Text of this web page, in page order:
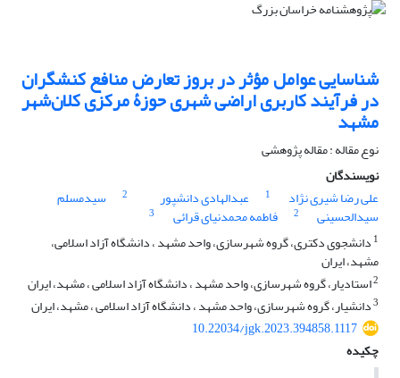
شناسایی عوامل مؤثر در بروز تعارض منافع کنشگران
در فرآیند کاربری اراضی شهری حوزۀ مرکزی کلان‌شهر
مشهد
نوع مقاله : مقاله پژوهشی
نویسندگان
علی رضا شیری نژاد
1 عبدالهادی دانشپور 2 سیدمسلم
سیدالحسینی 2 فاطمه محمدنیای قرائی
3
1 دانشجوی دکتری، گروه شهرسازی، واحد مشهد ، دانشگاه آزاد اسلامی،
مشهد، ایران
2استادیار، گروه شهرسازی، واحد مشهد ، دانشگاه آزاد اسلامی ، مشهد، ایران
3دانشیار، گروه شهرسازی، واحد مشهد ، دانشگاه آزاد اسلامی ، مشهد، ایران
10.22034/jgk.2023.394858.1117
چکیده